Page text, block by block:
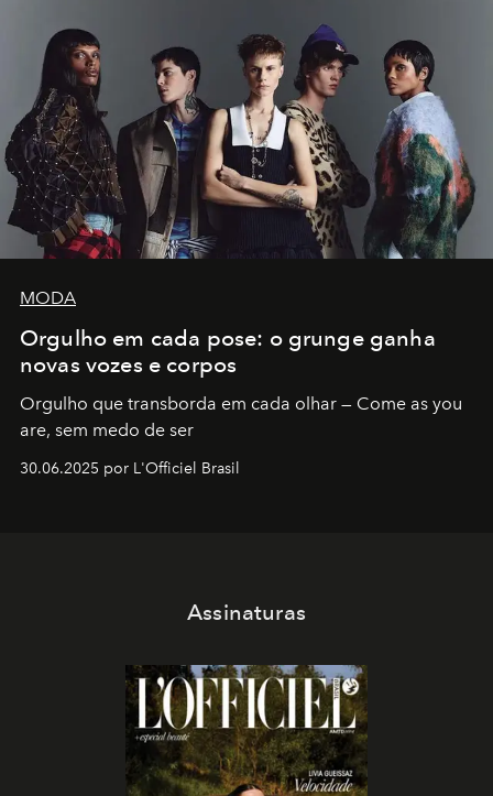
MODA
Orgulho em cada pose: o grunge ganha
novas vozes e corpos
Orgulho que transborda em cada olhar — Come as you
are, sem medo de ser
30.06.2025 por L'Officiel Brasil
Assinaturas